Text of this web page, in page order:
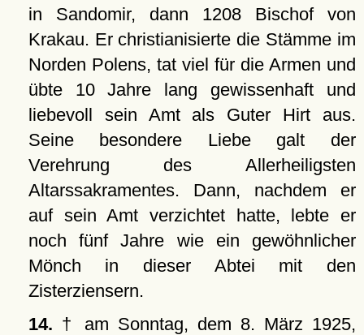
in Sandomir, dann 1208 Bischof von
Krakau. Er christianisierte die Stämme im
Norden Polens, tat viel für die Armen und
übte 10 Jahre lang gewissenhaft und
liebevoll sein Amt als Guter Hirt aus.
Seine besondere Liebe galt der
Verehrung des Allerheiligsten
Altarssakramentes. Dann, nachdem er
auf sein Amt verzichtet hatte, lebte er
noch fünf Jahre wie ein gewöhnlicher
Mönch in dieser Abtei mit den
Zisterziensern.
14. † am Sonntag, dem 8. März 1925,